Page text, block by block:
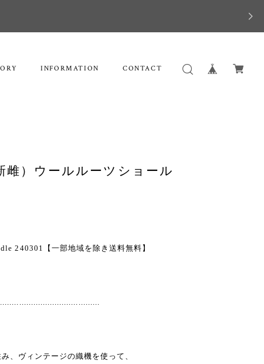
INFORMATION CONTACT
雌）ウールルーツショール
240301【一部地域を除き送料無料】
、ヴィンテージの織機を使って、